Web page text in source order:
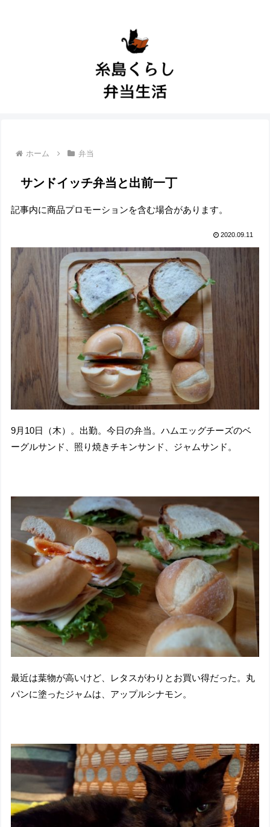
ホーム 弁当
サンドイッチ弁当と出前一丁
記事内に商品プロモーションを含む場合があります。
2020.09.11
9月10日（木）。出勤。今日の弁当。ハムエッグチーズのベ
ーグルサンド、照り焼きチキンサンド、ジャムサンド。
最近は葉物が高いけど、レタスがわりとお買い得だった。丸
パンに塗ったジャムは、アップルシナモン。